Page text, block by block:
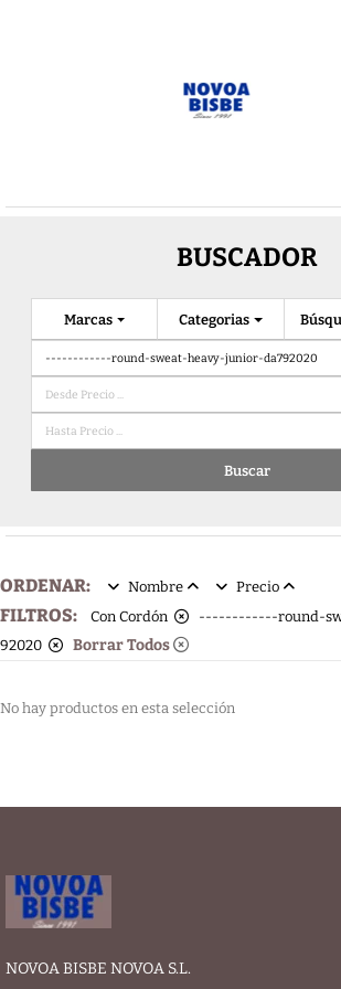
BUSCADOR
Categorias
Marcas
Buscar
ORDENAR: Nombre Precio
FILTROS: Con Cordón
------------round-
92020
Borrar Todos
No hay productos en esta selección
NOVOA BISBE NOVOA S.L.